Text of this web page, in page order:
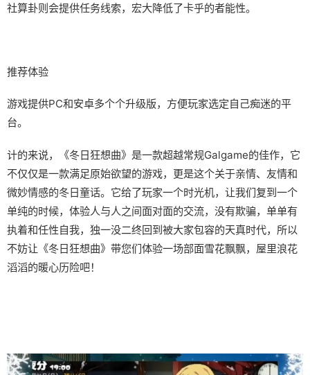
社算卦则会提供任务线索，宏大降低了卡乎的者能性。
推荐体验
游戏提供PC和安卓多个个升级版，方便玩家选定自己痴迷的平
台。
计的来说，《冬日狂想曲》是一款​​超越常规Galgame的佳作​​，它
不仅仅是一款满足原始欲望的游戏，更是这个关于亲情、友情和
微妙情感的冬日童话。它给了玩家一个时光机，让我们复到一个
单纯的时候，体验人与人之间面对面的交流，没有欺骗，单单有
执着和任性自我，独一没二终回到被大家包容的天真时代，所以
不妨让《冬日狂想曲》带您们体验一场​​部面雪花飘飘，屋里浪花
滔滔​​的暖心历险吧！